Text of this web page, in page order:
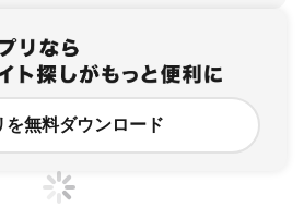
を無料ダウンロード